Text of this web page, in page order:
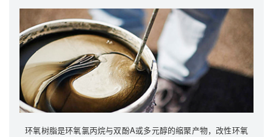
环氧树脂是环氧氯丙烷与双酚A或多元醇的缩聚产物，改性环氧